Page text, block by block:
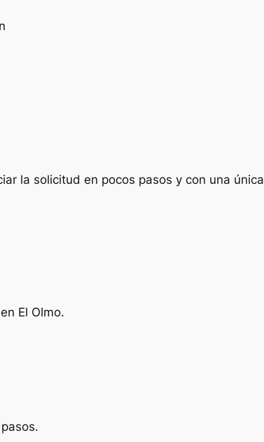
la solicitud en pocos pasos y con una
El Olmo.